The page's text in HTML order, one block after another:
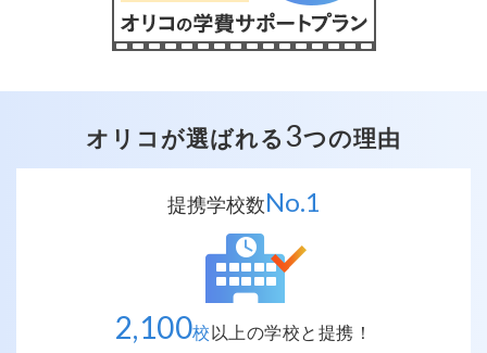
オリコが選ばれる 3つの理由
提携学校数No.1
2,100校以上の学校と提携！